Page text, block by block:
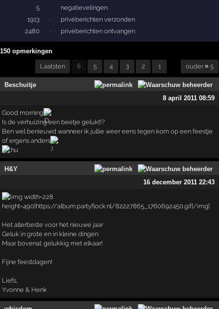
5
·
negatievelingen
1913
·
privéberichten verzonden
2480
· privéberichten ontvangen
150 opmerkingen
Laatsten 6 5 4 3 2 1 ouder ≡ 5
Beschuitje
8 april 2011 08:59
Good morning
Is de verhuizing een beetje gelukt!?
Ben wel benieuwd wanneer ik jullie weer eens tegen kom op een feestje
of ergens anders
H&Y
16 december 2011 22:43
Het allerbeste voor het nieuwe jaar
Geluk in grote en in kleine dingen
Maar bovenal: gelukkig met elkaar!
Fijne feestdagen!
Liefs,
Yvonne & Henk